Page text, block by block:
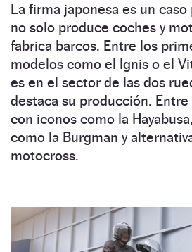
La firma japonesa es un
no solo produce coches y
fabrica barcos. Entre los
modelos como el Ignis o el
es en el sector de las dos
destaca su producción.
con iconos como la
como la Burgman y
motocross.